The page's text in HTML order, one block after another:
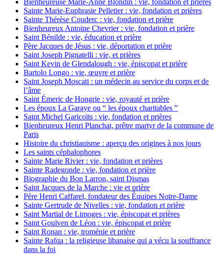
Sainte Marie-Euphrasie Pelletier : vie, fondation et prières
Sainte Thérèse Couderc : vie, fondation et prière
Bienheureux Antoine Chevrier : vie, fondation et prière
Saint Bénilde : vie, éducation et prière
Père Jacques de Jésus : vie, déportation et prière
Saint Joseph Pignatelli : vie, et prières
Saint Kevin de Glendalough : vie, épiscopat et prière
Bartolo Longo : vie, œuvre et prière
Saint Joseph Moscati : un médecin au service du corps et de
l’âme
Saint Émeric de Hongrie : vie, royauté et prière
Les époux La Garaye ou “ les époux charitables ”
Saint Michel Garicoïts : vie, fondation et prières
Bienheureux Henri Planchat, prêtre martyr de la commune de
Paris
Histoire du christianisme : aperçu des origines à nos jours
Les saints céphalophores
Sainte Marie Rivier : vie, fondation et prières
Sainte Radegonde : vie, fondation et prière
Biographie du Bon Larron, saint Dismas
Saint Jacques de la Marche : vie et prière
Père Henri Caffarel, fondateur des Équipes Notre-Dame
Sainte Gertrude de Nivelles : vie, fondation et prière
Saint Martial de Limoges : vie, épiscopat et prières
Saint Goulven de Léon : vie, épiscopat et prière
Saint Ronan : vie, troménie et prière
Sainte Rafqa : la religieuse libanaise qui a vécu la souffrance
dans la foi